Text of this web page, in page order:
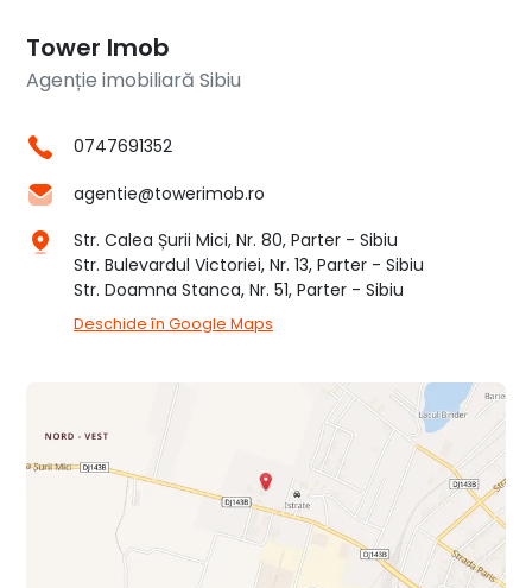
Tower Imob
Agenție imobiliară Sibiu
0747691352
agentie@towerimob.ro
Str. Calea Șurii Mici, Nr. 80, Parter - Sibiu
Str. Bulevardul Victoriei, Nr. 13, Parter - Sibiu
Str. Doamna Stanca, Nr. 51, Parter - Sibiu
Deschide în Google Maps